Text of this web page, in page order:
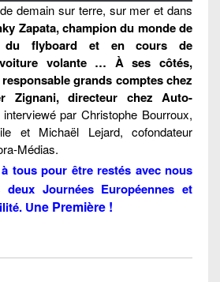
demain sur terre, sur mer et dans
Zapata, champion du monde de
du flyboard et en cours de
voiture volante … À ses côtés,
grands comptes chez
Zignani, directeur chez Auto-
interviewé par Christophe Bourroux,
et Michaël Lejard, cofondateur
Médias.
à tous pour être restés avec nous
Journées Européennes et
Une Première !